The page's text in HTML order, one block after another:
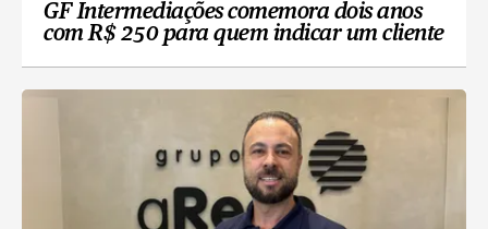
GF Intermediações comemora dois anos
com R$ 250 para quem indicar um cliente